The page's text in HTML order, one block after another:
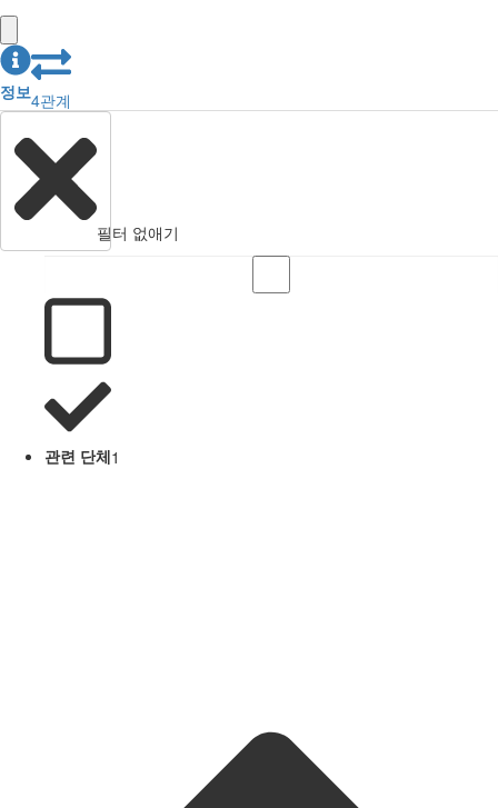
정보4관계
필터 없애기
관련 단체1